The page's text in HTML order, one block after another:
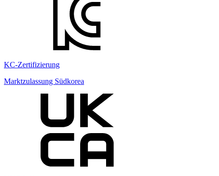
KC-Zertifizierung
Marktzulassung Südkorea